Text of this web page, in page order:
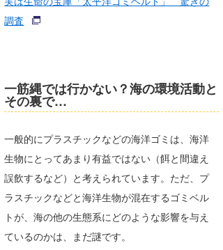
調査
一筋縄では行かない？海の環境活動と
その裏で…
一般的にプラスチックなどの海洋ゴミは、海洋
生物にとってあまり有益ではない（餌と間違え
誤飲するなど）と考えられています。ただ、プ
ラスチックなどと海洋生物が混在するゴミベル
トが、海の他の生態系にどのような影響を与え
ているのかは、まだ謎です。
KY
OYZ
VAGY
YUKI☆